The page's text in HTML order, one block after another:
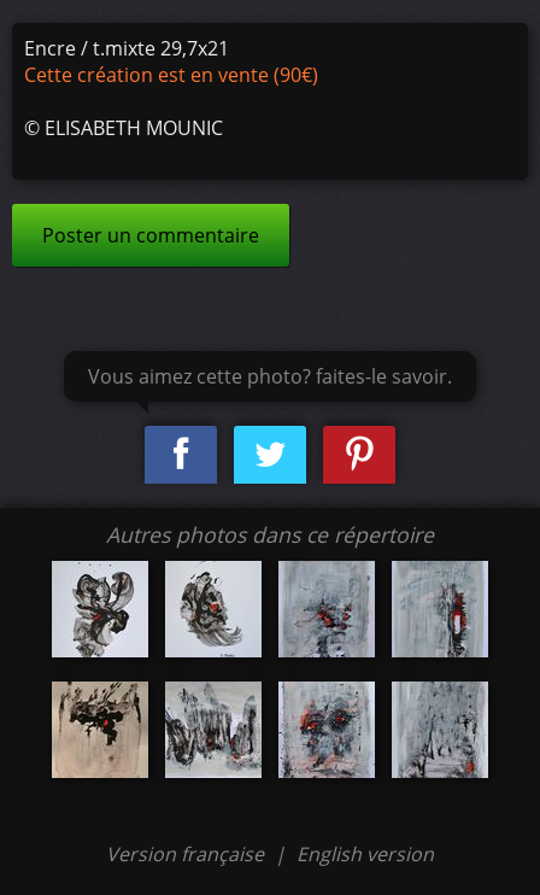
Encre / t.mixte 29,7x21
Cette création est en vente (90€)
© ELISABETH MOUNIC
Poster un commentaire
Vous aimez cette photo? faites-le savoir.
Autres photos dans ce répertoire
Version française | English version